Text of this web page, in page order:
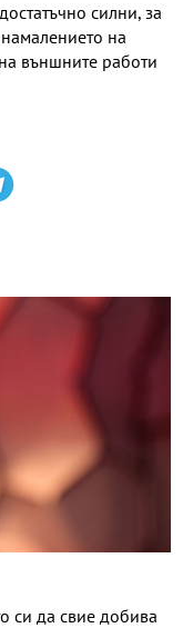
силни, за
на
външните работи
си да свие добива